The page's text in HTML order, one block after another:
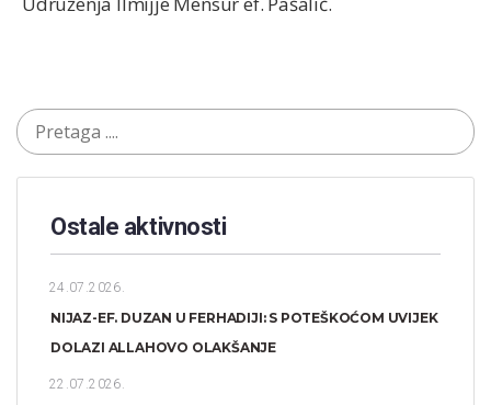
Ostale aktivnosti
24.07.2026.
NIJAZ-EF. DUZAN U FERHADIJI: S POTEŠKOĆOM UVIJEK
DOLAZI ALLAHOVO OLAKŠANJE
22.07.2026.